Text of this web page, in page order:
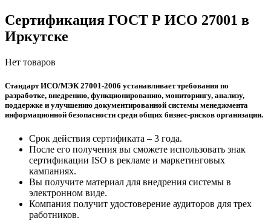
Сертификация ГОСТ Р ИСО 27001 в
Иркутске
Нет товаров
Стандарт ИСО/МЭК 27001-2006 устанавливает требования по
разработке, внедрению, функционированию, мониторингу, анализу,
поддержке и улучшению документированной системы менеджмента
информационной безопасности среди общих бизнес-рисков организации.
Срок действия сертификата – 3 года.
После его получения вы сможете использовать знак
сертификации ISO в рекламе и маркетинговых
кампаниях.
Вы получите материал для внедрения системы в
электронном виде.
Компания получит удостоверение аудиторов для трех
работников.